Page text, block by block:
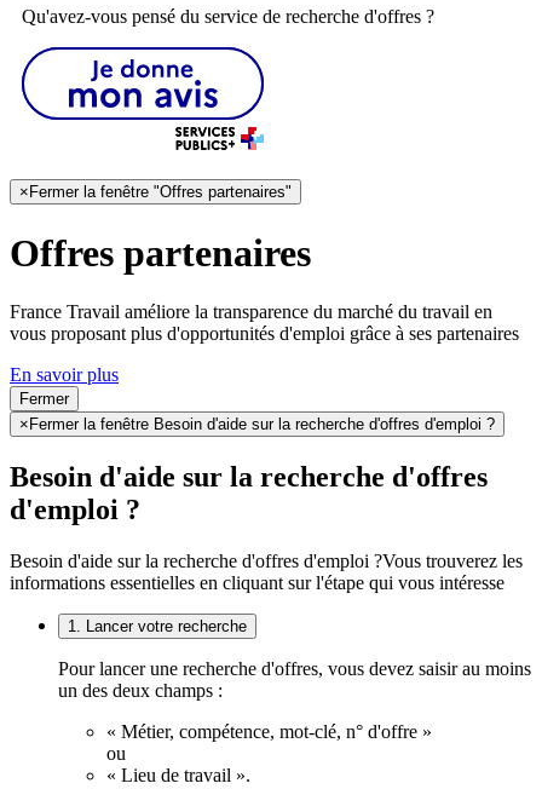
Qu'avez-vous pensé du service de recherche d'offres ?
× Fermer la fenêtre "Offres partenaires"
Offres partenaires
France Travail améliore la transparence du marché du travail en
vous proposant plus d'opportunités d'emploi grâce à ses partenaires
En savoir plus
Fermer
× Fermer la fenêtre Besoin d'aide sur la recherche d'offres d'emploi ?
Besoin d'aide sur la recherche d'offres
d'emploi ?
Besoin d'aide sur la recherche d'offres d'emploi ?Vous trouverez les
informations essentielles en cliquant sur l'étape qui vous intéresse
1. Lancer votre recherche
Pour lancer une recherche d'offres, vous devez saisir au moins
un des deux champs :
« Métier, compétence, mot-clé, n° d'offre »
ou
« Lieu de travail ».